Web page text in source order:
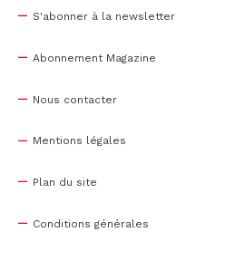
S'abonner à la newsletter
Abonnement Magazine
Nous contacter
Mentions légales
Plan du site
Conditions générales